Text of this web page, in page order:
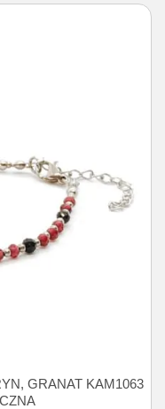
GRANAT KAM1063